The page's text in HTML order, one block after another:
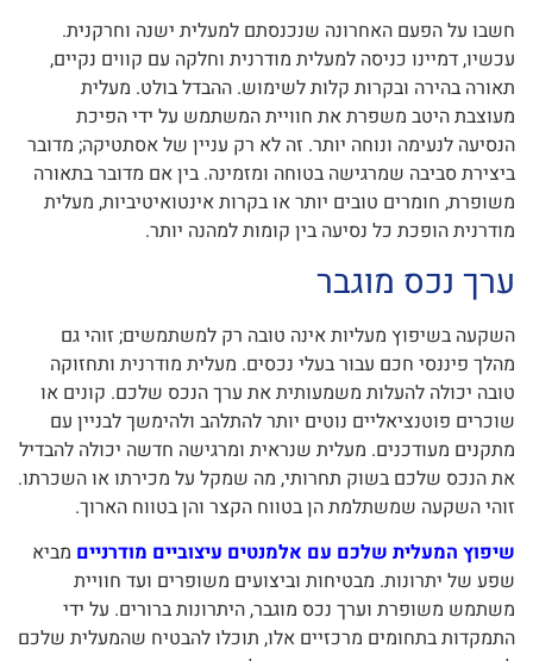
חשבו על הפעם האחרונה שנכנסתם למעלית ישנה וחרקנית.
עכשיו, דמיינו כניסה למעלית מודרנית וחלקה עם קווים נקיים,
תאורה בהירה ובקרות קלות לשימוש. ההבדל בולט. מעלית
מעוצבת היטב משפרת את חוויית המשתמש על ידי הפיכת
הנסיעה לנעימה ונוחה יותר. זה לא רק עניין של אסתטיקה; מדובר
ביצירת סביבה שמרגישה בטוחה ומזמינה. בין אם מדובר בתאורה
משופרת, חומרים טובים יותר או בקרות אינטואיטיביות, מעלית
מודרנית הופכת כל נסיעה בין קומות למהנה יותר.
ערך נכס מוגבר
השקעה בשיפוץ מעליות אינה טובה רק למשתמשים; זוהי גם
מהלך פיננסי חכם עבור בעלי נכסים. מעלית מודרנית ותחזוקה
טובה יכולה להעלות משמעותית את ערך הנכס שלכם. קונים או
שוכרים פוטנציאליים נוטים יותר להתלהב ולהימשך לבניין עם
מתקנים מעודכנים. מעלית שנראית ומרגישה חדשה יכולה להבדיל
את הנכס שלכם בשוק תחרותי, מה שמקל על מכירתו או השכרתו.
זוהי השקעה שמשתלמת הן בטווח הקצר והן בטווח הארוך.
שיפוץ המעלית שלכם עם אלמנטים עיצוביים מודרניים מביא
שפע של יתרונות. מבטיחות וביצועים משופרים ועד חוויית
משתמש משופרת וערך נכס מוגבר, היתרונות ברורים. על ידי
התמקדות בתחומים מרכזיים אלו, תוכלו להבטיח שהמעלית שלכם